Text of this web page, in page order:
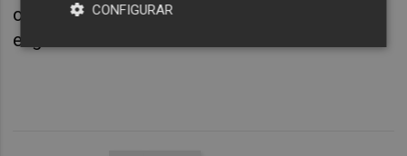
controladas por Bevanent le habría llegado al
exgerente de Imelsa
CONFIGURAR